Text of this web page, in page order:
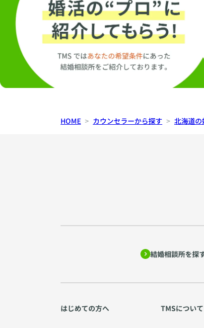
HOME カウンセラーから探す 北海道
結婚相談所を探
はじめての方へ TMSについて